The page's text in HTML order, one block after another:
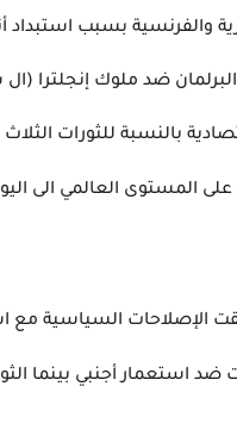
والفرنسية بسبب
ضد ملوك إنجلترا (ال
بالنسبة
على المستوى العالمي الى
الإصلاحات السياسية
ضد استعمار أجنبي بينما